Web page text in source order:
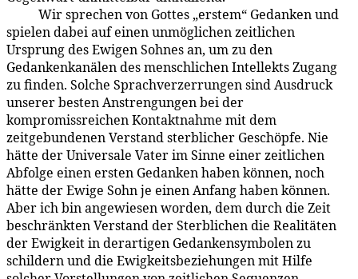
Wir sprechen von Gottes „erstem“ Gedanken und
spielen dabei auf einen unmöglichen zeitlichen
Ursprung des Ewigen Sohnes an, um zu den
Gedankenkanälen des menschlichen Intellekts Zugang
zu finden. Solche Sprachverzerrungen sind Ausdruck
unserer besten Anstrengungen bei der
kompromissreichen Kontaktnahme mit dem
zeitgebundenen Verstand sterblicher Geschöpfe. Nie
hätte der Universale Vater im Sinne einer zeitlichen
Abfolge einen ersten Gedanken haben können, noch
hätte der Ewige Sohn je einen Anfang haben können.
Aber ich bin angewiesen worden, dem durch die Zeit
beschränkten Verstand der Sterblichen die Realitäten
der Ewigkeit in derartigen Gedankensymbolen zu
schildern und die Ewigkeitsbeziehungen mit Hilfe